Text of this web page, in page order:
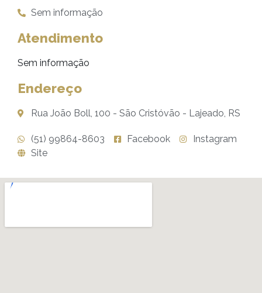
Sem informação
Atendimento
Sem informação
Endereço
Rua João Boll, 100 - São Cristóvão - Lajeado, RS
(51) 99864-8603 Facebook
Instagram
Site